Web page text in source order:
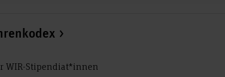
WIR-Stipendiat*innen